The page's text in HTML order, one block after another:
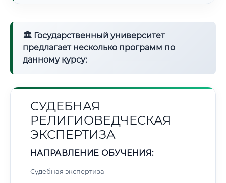
🏛 Государственный университет
предлагает несколько программ по
данному курсу:
СУДЕБНАЯ
РЕЛИГИОВЕДЧЕСКАЯ
ЭКСПЕРТИЗА
НАПРАВЛЕНИЕ ОБУЧЕНИЯ:
Судебная экспертиза